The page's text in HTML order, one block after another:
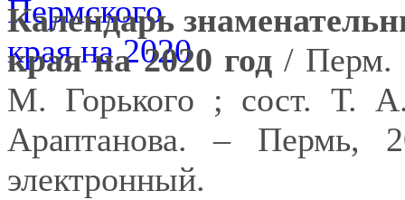
Календарь
края на 2020 год/ Перм.
М. Горького ; сост. Т.
Араптанова. –
электронный.